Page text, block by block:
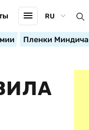
RU
Пленки Миндича